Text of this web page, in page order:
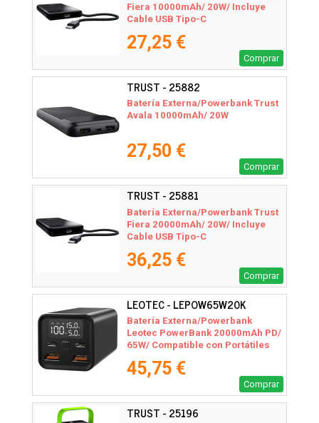
Fiera 10000mAh/ 20W/ Incluye
Cable USB Tipo-C
27,25 €
Comprar
TRUST - 25882
Batería Externa/Powerbank Trust
Avala 10000mAh/ 20W
27,50 €
Comprar
TRUST - 25881
Batería Externa/Powerbank Trust
Fiera 20000mAh/ 20W/ Incluye
Cable USB Tipo-C
36,25 €
Comprar
LEOTEC - LEPOW65W20K
Batería Externa/Powerbank
Leotec PowerBank 20000mAh PD/
65W/ Compatible con Portátiles
45,75 €
Comprar
TRUST - 25196